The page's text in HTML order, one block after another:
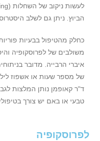
לפרוסקופיה
הביוץ. ניתן גם לשלב
כחלק מהטיפול בבעיות
משולבים של לפרוסקופיה
איברי הרבייה. מדובר
של מספר שעות או אשפוז
ד"ר קאופמן נותן המלצות
טבעי או באם יש צורך